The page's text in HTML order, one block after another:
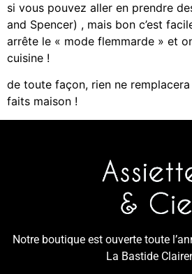
si vous pouvez aller en prendre
and Spencer) , mais bon c’est
arrête le « mode flemmarde » et
cuisine !
de toute façon, rien ne
faits maison !
Notre boutique est ouverte toute
La Bastide